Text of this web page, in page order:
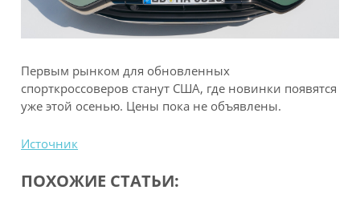
Первым рынком для обновленных
спорткроссоверов станут США, где новинки появятся
уже этой осенью. Цены пока не объявлены.
Источник
ПОХОЖИЕ СТАТЬИ: